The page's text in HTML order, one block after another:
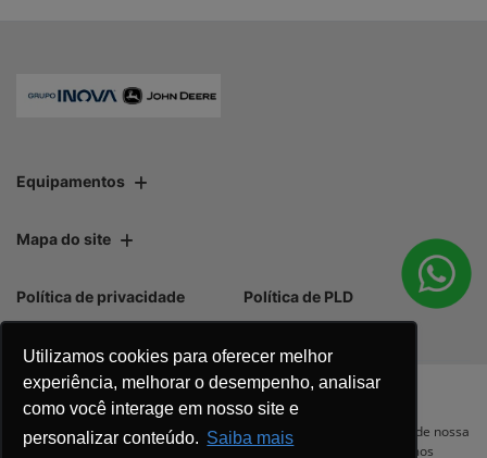
Utilizamos cookies para oferecer melhor
experiência, melhorar o desempenho, analisar
como você interage em nosso site e
personalizar conteúdo. Saiba mais
Equipamentos
Mapa do site
Política de privacidade Política de PLD
No trânsito, enxergar o outro salva
Para otimizar sua experiência durante a navegação, fazemos uso de nossa
política de cookies e para proteger seus dados pessoais respeitamos